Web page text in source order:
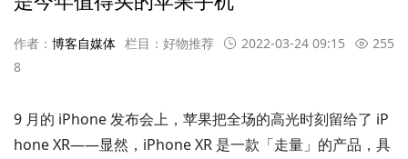
作者： 博客自媒体 栏目： 好物推荐 2022-03-24 09:15
255
8
9 月的 iPhone 发布会上，苹果把全场的高光时刻留给了 iP
hone XR——显然，iPhone XR 是一款「走量」的产品，具